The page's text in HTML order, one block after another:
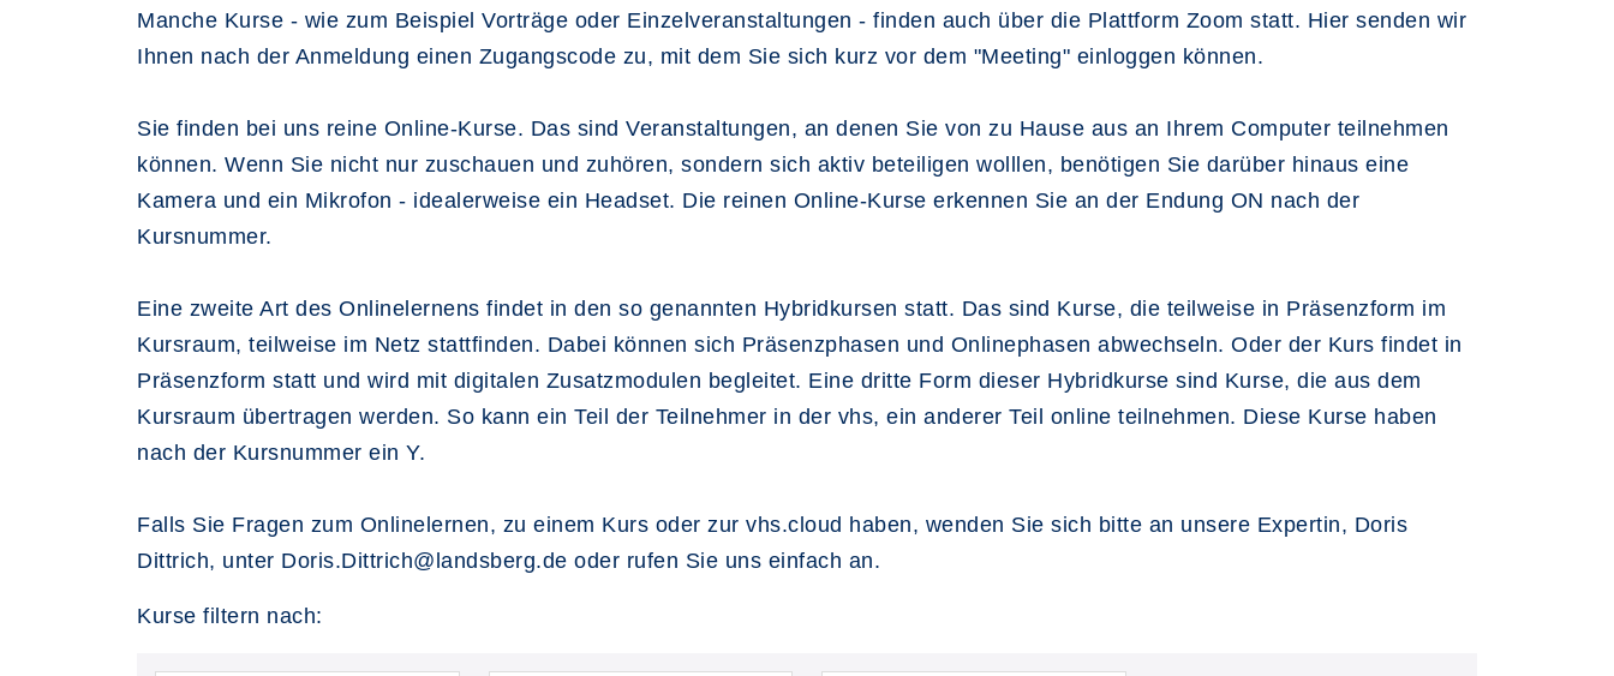
Manche Kurse - wie zum Beispiel Vorträge oder Einzelveranstaltungen - finden auch über die Plattform Zoom statt. Hier senden wir
Ihnen nach der Anmeldung einen Zugangscode zu, mit dem Sie sich kurz vor dem "Meeting" einloggen können.
Sie finden bei uns reine Online-Kurse. Das sind Veranstaltungen, an denen Sie von zu Hause aus an Ihrem Computer teilnehmen
können. Wenn Sie nicht nur zuschauen und zuhören, sondern sich aktiv beteiligen wolllen, benötigen Sie darüber hinaus eine
Kamera und ein Mikrofon - idealerweise ein Headset. Die reinen Online-Kurse erkennen Sie an der Endung ON nach der
Kursnummer.
Eine zweite Art des Onlinelernens findet in den so genannten Hybridkursen statt. Das sind Kurse, die teilweise in Präsenzform im
Kursraum, teilweise im Netz stattfinden. Dabei können sich Präsenzphasen und Onlinephasen abwechseln. Oder der Kurs findet in
Präsenzform statt und wird mit digitalen Zusatzmodulen begleitet. Eine dritte Form dieser Hybridkurse sind Kurse, die aus dem
Kursraum übertragen werden. So kann ein Teil der Teilnehmer in der vhs, ein anderer Teil online teilnehmen. Diese Kurse haben
nach der Kursnummer ein Y.
Falls Sie Fragen zum Onlinelernen, zu einem Kurs oder zur vhs.cloud haben, wenden Sie sich bitte an unsere Expertin, Doris
Dittrich, unter Doris.Dittrich@landsberg.de oder rufen Sie uns einfach an.
Kurse filtern nach: